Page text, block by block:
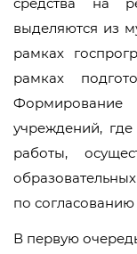
выделяются из
рамках
рамках
учреждений,
работы,
по
В первую